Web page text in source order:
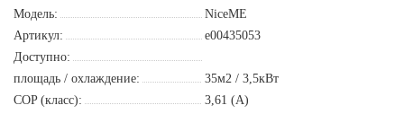
Модель:
NiceME
Артикул:
e00435053
Доступно:
площадь / охлаждение:
35м2 / 3,5кВт
COP (класс):
3,61 (A)